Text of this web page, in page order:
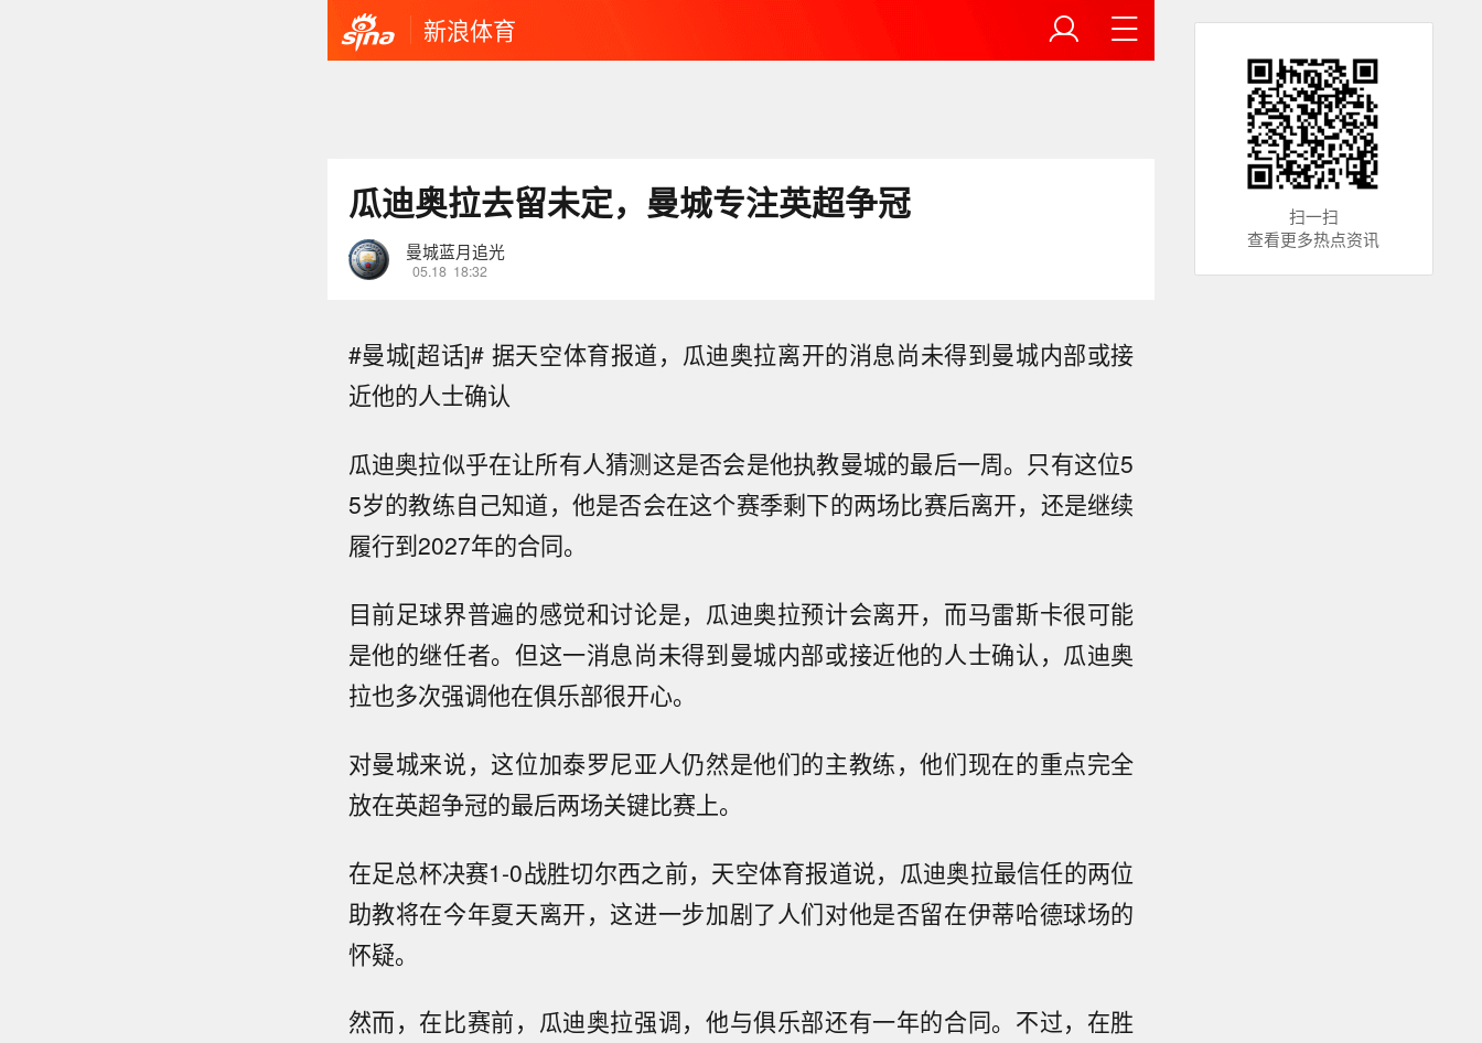
新浪体育
瓜迪奥拉去留未定，曼城专注英超争冠
曼城蓝月追光
05.18 18:32
#曼城[超话]# 据天空体育报道，瓜迪奥拉离开的消息尚未得到曼城内部或接
近他的人士确认
瓜迪奥拉似乎在让所有人猜测这是否会是他执教曼城的最后一周。只有这位5
5岁的教练自己知道，他是否会在这个赛季剩下的两场比赛后离开，还是继续
履行到2027年的合同。
目前足球界普遍的感觉和讨论是，瓜迪奥拉预计会离开，而马雷斯卡很可能
是他的继任者。但这一消息尚未得到曼城内部或接近他的人士确认，瓜迪奥
拉也多次强调他在俱乐部很开心。
对曼城来说，这位加泰罗尼亚人仍然是他们的主教练，他们现在的重点完全
放在英超争冠的最后两场关键比赛上。
在足总杯决赛1-0战胜切尔西之前，天空体育报道说，瓜迪奥拉最信任的两位
助教将在今年夏天离开，这进一步加剧了人们对他是否留在伊蒂哈德球场的
怀疑。
然而，在比赛前，瓜迪奥拉强调，他与俱乐部还有一年的合同。不过，在胜
扫一扫
查看更多热点资讯